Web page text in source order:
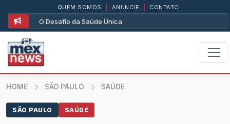
O Desafio da Saúde Única
QUEM SOMOS ANUNCIE CONTATO
HOME SÃO PAULO SAÚDE
SÃO PAULO SAÚDE